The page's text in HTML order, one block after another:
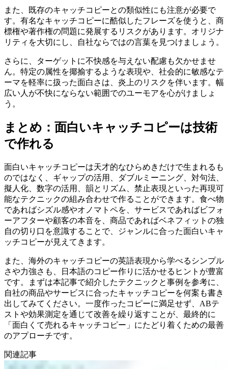
また、既存のキャッチコピーとの類似性にも注意が必要で
す。有名なキャッチコピーに酷似したフレーズを使うと、商
標権や著作権の問題に発展するリスクがあります。オリジナ
リティを大切にし、自社ならではの言葉を見つけましょう。
さらに、ターゲットに不快感を与えない配慮も欠かせませ
ん。特定の属性を揶揄するような表現や、社会的に敏感なテ
ーマを軽率に扱った面白さは、炎上のリスクを伴います。幅
広い人が不快にならない範囲でのユーモアを心がけましょ
う。
まとめ：面白いキャッチコピーは技術
で作れる
面白いキャッチコピーは天才的なひらめきだけで生まれるも
のではなく、ギャップの活用、ダブルミーニング、対句法、
擬人化、数字の活用、韻とリズム、禁止表現といった再現可
能なテクニックの組み合わせで作ることができます。食べ物
であればシズル感やオノマトペを、サービスであればビフォ
ーアフターや顧客の本音を、商品であればベネフィットの独
自の切り口を意識することで、ジャンルに合った面白いキャ
ッチコピーが見えてきます。
また、海外のキャッチコピーの英語表現から学べるシンプル
さや力強さも、日本語のコピー作りに活かせるヒントが豊富
です。まずは本記事で紹介したテクニックと事例を参考に、
自社の商品やサービスに合ったキャッチコピーを何案も書き
出してみてください。一度作ったコピーに満足せず、ABテ
ストや効果測定を通じて改善を繰り返すことが、最終的に
「面白くて売れるキャッチコピー」にたどり着くための最善
のアプローチです。
関連記事